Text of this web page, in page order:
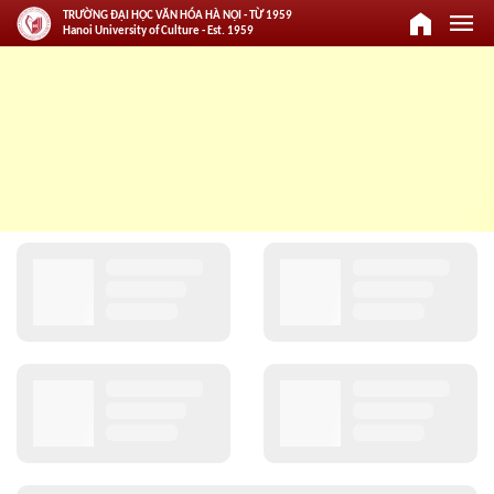
TRƯỜNG ĐẠI HỌC VĂN HÓA HÀ NỘI - TỪ 1959
Hanoi University of Culture - Est. 1959
home menu